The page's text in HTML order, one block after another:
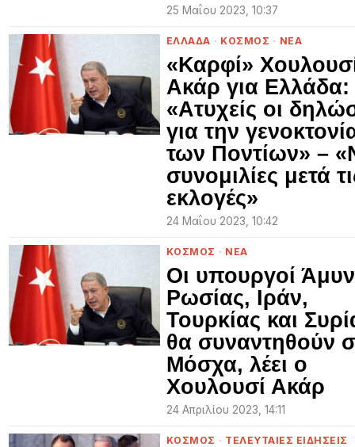
25 Μαΐου 2023, 10:37
ΕΛΛΑΔΑ · ΚΟΣΜΟΣ · ΝΕΑ
«Καρφί»
Ακάρ για Ελλάδα:
«Ατυχείς οι
για την
των Ποντίων» –
συνομιλίες μετά
εκλογές»
24 Μαΐου 2023, 10:42
ΚΟΣΜΟΣ · ΝΕΑ
Οι υπουργοί
Ρωσίας, Ιράν,
Τουρκίας και
θα συναντηθούν
Μόσχα, λέει ο
Χουλουσί Ακάρ
24 Απριλίου 2023, 14:11
ΚΟΣΜΟΣ · ΤΕΛΕΥΤΑΙΕΣ ΕΙΔΗΣΕΙΣ